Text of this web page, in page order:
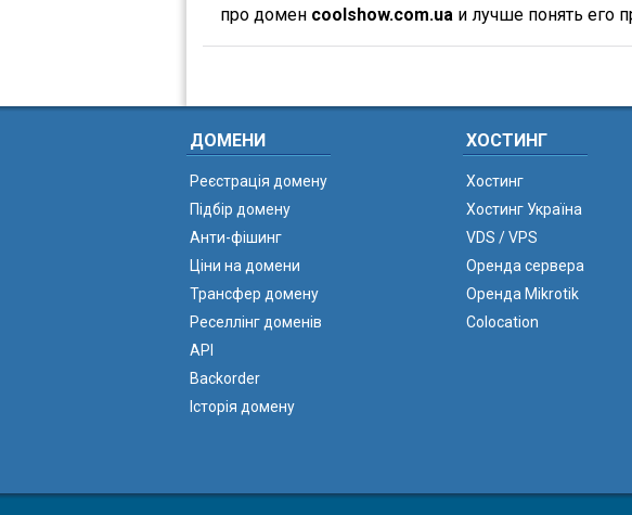
про домен coolshow.com.ua и лучше понять его
ДОМЕНИ
Реєстрація домену
Підбір домену
Анти-фішинг
Ціни на домени
Трансфер домену
Реселлінг доменів
API
Backorder
Історія домену
ХОСТИНГ
Хостинг
Хостинг Україна
VDS / VPS
Оренда сервера
Оренда Mikrotik
Colocation